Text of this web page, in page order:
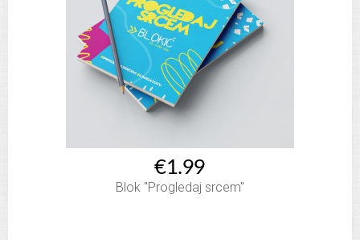
€1.99
Blok "Progledaj srcem"